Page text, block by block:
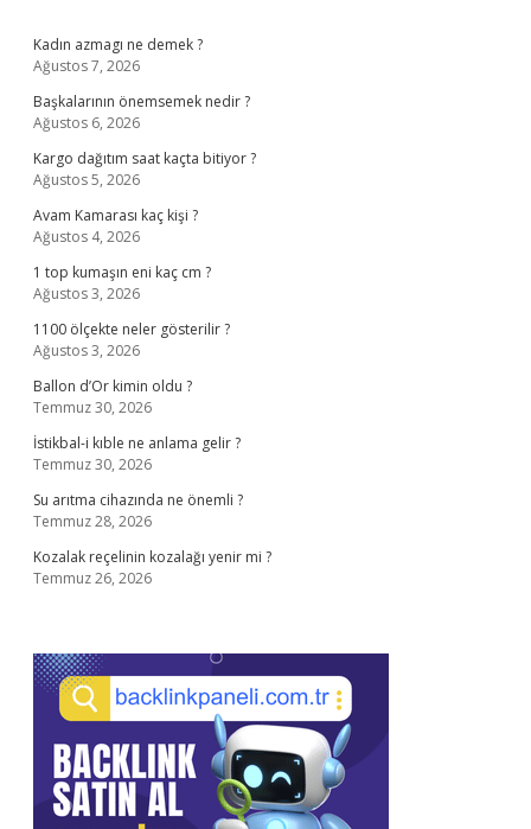
Kadın azmagı ne demek ?
Ağustos 7, 2026
Başkalarının önemsemek nedir ?
Ağustos 6, 2026
Kargo dağıtım saat kaçta bitiyor ?
Ağustos 5, 2026
Avam Kamarası kaç kişi ?
Ağustos 4, 2026
1 top kumaşın eni kaç cm ?
Ağustos 3, 2026
1100 ölçekte neler gösterilir ?
Ağustos 3, 2026
Ballon d’Or kimin oldu ?
Temmuz 30, 2026
İstikbal-i kıble ne anlama gelir ?
Temmuz 30, 2026
Su arıtma cihazında ne önemli ?
Temmuz 28, 2026
Kozalak reçelinin kozalağı yenir mi ?
Temmuz 26, 2026